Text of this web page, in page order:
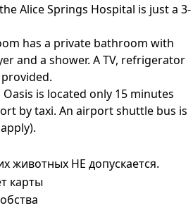
Alice Springs Hospital is just a 3-
has a private bathroom with
and a shower. A TV, refrigerator
is located only 15 minutes
by taxi. An airport shuttle bus is
животных НЕ допускается.
карты